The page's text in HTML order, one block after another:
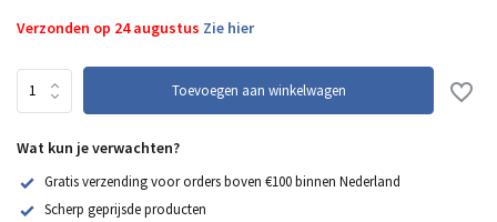
Verzonden op 24 augustus Zie hier
Toevoegen aan winkelwagen
Wat kun je verwachten?
Gratis verzending voor orders boven €100 binnen Nederland
Scherp geprijsde producten